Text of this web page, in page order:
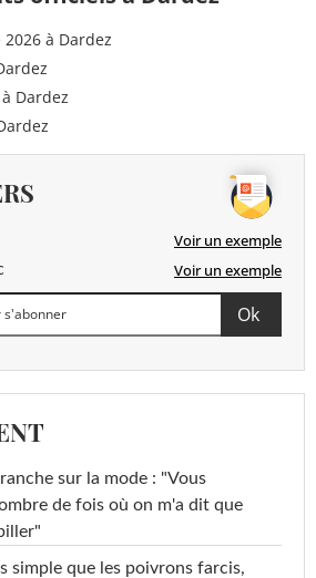
à Dardez
Dardez
Voir un exemple
Voir un exemple
sur la mode : "Vous
de fois où on m'a dit que
simple que les poivrons farcis,